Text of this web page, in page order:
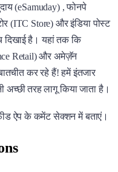
(eSamuday) , फोनपे
(ITC Store) और इंडिया पोस्ट
दिखाई है। यहां तक ​​​​कि
Retail) और अमेज़ॅन
कर रहे हैं! हमें इंतजार
अच्छी तरह लागू किया जाता है।
ऐप के कमेंट सेक्शन में बताएं।